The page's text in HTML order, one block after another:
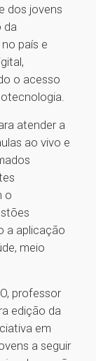
dos jovens
da
país e
o acesso
atender a
ao vivo e
o
a aplicação
meio
professor
edição da
em
a seguir